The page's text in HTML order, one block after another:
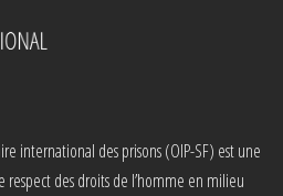
international des prisons (OIP-SF) est une
respect des droits de l’homme en milieu